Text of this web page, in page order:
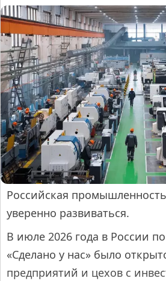
Российская
уверенно развиваться.
В июле 2026 года в России
«Сделано у нас» было
предприятий и цехов с